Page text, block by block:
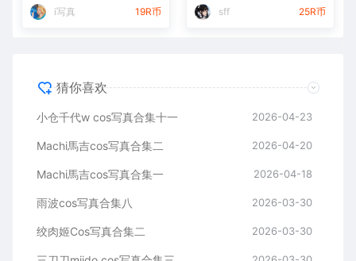
i写真 19R币 sff 25R币
猜你喜欢
小仓千代w cos写真合集十一 2026-04-23
Machi馬吉cos写真合集二 2026-04-20
Machi馬吉cos写真合集一 2026-04-18
雨波cos写真合集八 2026-03-30
绞肉姬Cos写真合集二 2026-03-30